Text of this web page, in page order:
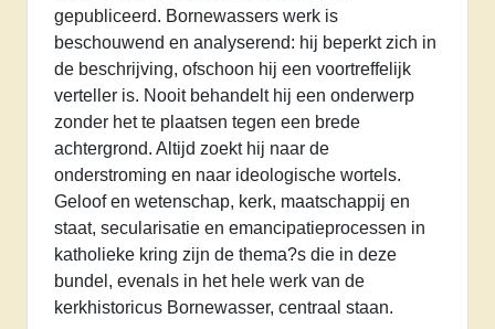
gepubliceerd. Bornewassers werk is
beschouwend en analyserend: hij beperkt zich in
de beschrijving, ofschoon hij een voortreffelijk
verteller is. Nooit behandelt hij een onderwerp
zonder het te plaatsen tegen een brede
achtergrond. Altijd zoekt hij naar de
onderstroming en naar ideologische wortels.
Geloof en wetenschap, kerk, maatschappij en
staat, secularisatie en emancipatieprocessen in
katholieke kring zijn de thema?s die in deze
bundel, evenals in het hele werk van de
kerkhistoricus Bornewasser, centraal staan.